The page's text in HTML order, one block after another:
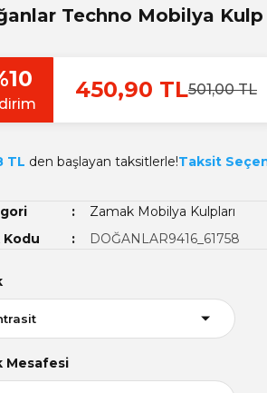
Techno Mobilya
450,90 TL501,00 TL
TL den başlayan taksitlerle!Taksit
Zamak Mobilya Kulpları
DOĞANLAR9416_61758
Mesafesi